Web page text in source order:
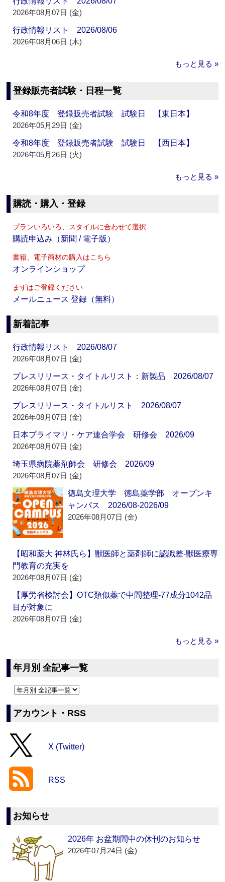
2026年08月07日 (金)
行政情報リスト 2026/08/06
2026年08月06日 (木)
もっと見る »
登録販売者試験・日程一覧
令和8年度 登録販売者試験 試験日 【東日本】
2026年05月29日 (金)
令和8年度 登録販売者試験 試験日 【西日本】
2026年05月26日 (火)
もっと見る »
購読・購入・登録
プランいろいろ、スタイルに合わせて選択
購読申込み（新聞 / 電子版）
書籍、電子商材の購入はこちら
オンラインショップ
まずはご登録ください
メールニュース 登録（無料）
新着記事
行政情報リスト 2026/08/07
2026年08月07日 (金)
プレスリリース・タイトルリスト：新製品 2026/08/07
2026年08月07日 (金)
プレスリリース・タイトルリスト 2026/08/07
2026年08月07日 (金)
日本プライマリ・ケア連合学会 研修会 2026/09
2026年08月07日 (金)
埼玉県病院薬剤師会 研修会 2026/09
2026年08月07日 (金)
徳島文理大学 徳島薬学部 オープンキ
ャンパス 2026/08-2026/09
2026年08月07日 (金)
【昭和薬大 神林氏ら】獣医師と薬剤師に認識差‐獣医療専
門教育の充実を
2026年08月07日 (金)
【厚労省検討会】OTC類似薬で中間整理‐77成分1042品
目が対象に
2026年08月07日 (金)
もっと見る »
年月別 全記事一覧
アカウント・RSS
X (Twitter)
RSS
お知らせ
2026年 お盆期間中の休刊のお知らせ
2026年07月24日 (金)